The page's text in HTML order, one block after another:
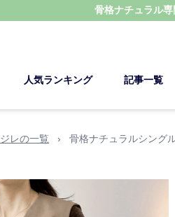
骨格ナチュラル専
人気ランキング 記事一覧
ジレの一覧 › 骨格ナチュラルシング